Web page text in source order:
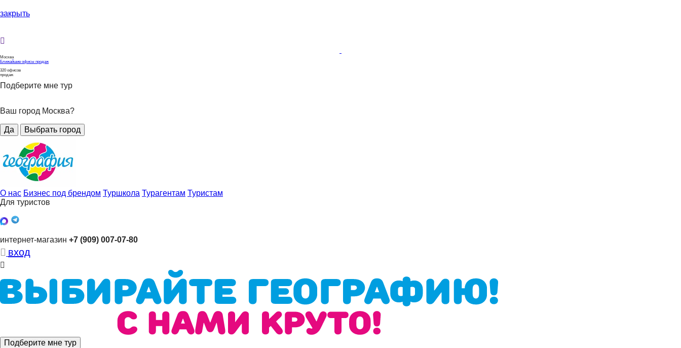
закрыть
Москва
Ближайшие офисы продаж
320 офисов
продаж
Подберите мне тур
Ваш город Москва?
Да Выбрать город
О нас Бизнес под брендом Туршкола Турагентам Туристам
Для туристов
интернет-магазин +7 (909) 007-07-80
вход
Подберите мне тур